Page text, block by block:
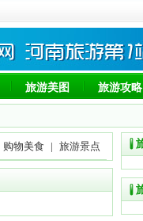
旅游美图 旅游攻略
购物美食 | 旅游景点